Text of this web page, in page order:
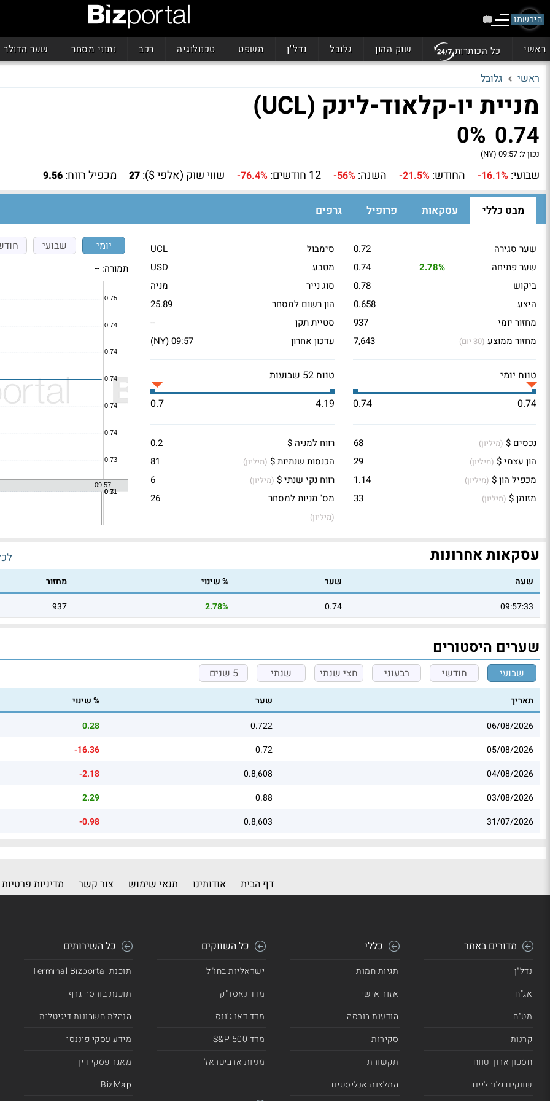
הירשמו
ראשי כל הכותרות שוק ההון גלובל נדל"ן משפט טכנולוגיה רכב נתוני מסחר שער הדולר
ראשי גלובל
מניית יו-קלאוד-לינק (UCL)
0.74
0%
נכון ל: 09:57 (NY)
שבועי: -16.1% החודש: -21.5% השנה: -56% 12 חודשים: -76.4% שווי שוק (אלפי $): 27 מכפיל רווח: 9.56
מבט כללי עסקאות פרופיל גרפים
שער סגירה
0.72
שער פתיחה
2.78%
0.74
ביקוש
0.78
היצע
0.658
מחזור יומי
937
מחזור ממוצע (30 יום) 7,643
סימבול
UCL
מטבע
USD
סוג נייר
מניה
הון רשום למסחר
25.89
סטיית תקן
--
עדכון אחרון
09:57 (NY)
טווח יומי
0.74
0.74
טווח 52 שבועות
4.19
0.7
נכסים $ (מיליון)
68
הון עצמי $ (מיליון)
29
מכפיל הון $ (מיליון)
1.14
מזומן $ (מיליון) 33
רווח למניה $
0.2
הכנסות שנתיות $ (מיליון)
81
רווח נקי שנתי $ (מיליון)
6
מס' מניות למסחר
(מיליון)
26
יומי שבועי
תמורה: --
עסקאות אחרונות
שעה שער % שינוי
מחזור
09:57:33
0.74
2.78%
937
שערים היסטורים
שבועי חודשי רבעוני חצי שנתי שנתי 5 שנים
תאריך שער
% שינוי
06/08/2026
0.722
0.28
05/08/2026
0.72
-16.36
04/08/2026
0.8,608
-2.18
03/08/2026
0.88
2.29
31/07/2026
0.8,603
-0.98
דף הבית אודותינו תנאי שימוש צור קשר מדיניות פרטיות
מדורים באתר
נדל"ן
אג"ח
מט"ח
קרנות
חסכון ארוך טווח
שווקים גלובליים
כללי
תגיות חמות
אזור אישי
הודעות בורסה
סקירות
תקשורת
המלצות אנליסטים
כל השווקים
ישראליות בחו"ל
מדד נאסד"ק
מדד דאו ג'ונס
מדד 500 S&P
מניות ארביטראז'
כל השירותים
תוכנת Terminal Bizportal
תוכנת בורסה גרף
הנהלת חשבונות דיגיטלית
מידע עסקי פיננסי
מאגר פסקי דין
BizMap